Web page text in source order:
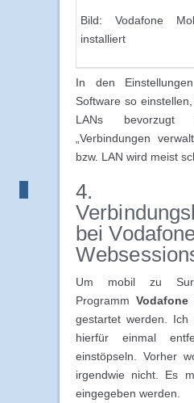
Bild: Vodafone
installiert
In den
Software so
LANs bevorzugt
„Verbindungen
bzw. LAN wird meist
4.
bei
Um mobil zu
Programm
gestartet werden. Ich
hierfür einmal
einstöpseln. Vorher
irgendwie nicht. Es
eingegeben werden.